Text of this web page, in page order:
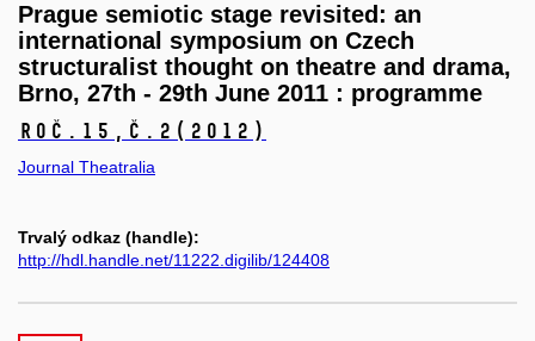
Prague semiotic stage revisited: an
international symposium on Czech
structuralist thought on theatre and drama,
Brno, 27th - 29th June 2011 : programme
Roč.15, č.2 (2012)
Journal Theatralia
Trvalý odkaz (handle):
http://hdl.handle.net/11222.digilib/124408